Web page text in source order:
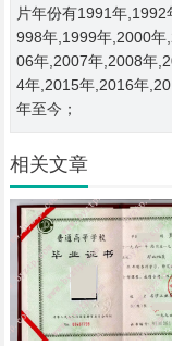
片年份有1991年
998年,1999年,2000
06年,2007年,2008年
4年,2015年,2016年
年至今；
相关文章